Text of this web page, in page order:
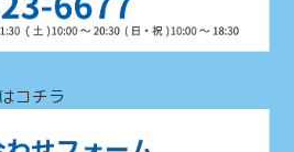
コチラ